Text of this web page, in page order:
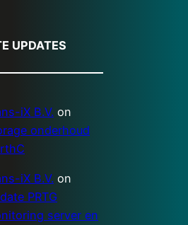
UPDATES
iX B.V. on
onderhoud
iX B.V. on
PRTG
server en